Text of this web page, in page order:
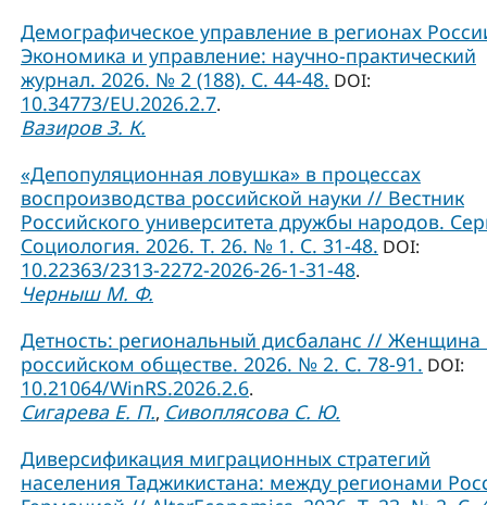
Демографическое управление в регионах
Экономика и управление: научно-практический
журнал. 2026. № 2 (188). С. 44-48. DOI:
10.34773/EU.2026.2.7.
Вазиров З. К.
«Депопуляционная ловушка» в процессах
воспроизводства российской науки // Вестник
Российского университета дружбы народов.
Социология. 2026. Т. 26. № 1. C. 31-48. DOI:
10.22363/2313-2272-2026-26-1-31-48.
Черныш М. Ф.
Детность: региональный дисбаланс // Женщина
российском обществе. 2026. № 2. С. 78-91. DOI:
10.21064/WinRS.2026.2.6.
Сигарева Е. П., Сивоплясова С. Ю.
Диверсификация миграционных стратегий
населения Таджикистана: между регионами